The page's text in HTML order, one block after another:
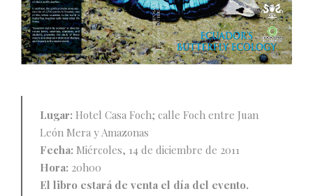
Lugar: Hotel Casa Foch; calle Foch entre Juan
León Mera y Amazonas
Fecha: Miércoles, 14 de diciembre de 2011
Hora: 20h00
El libro estará de venta el día del evento.